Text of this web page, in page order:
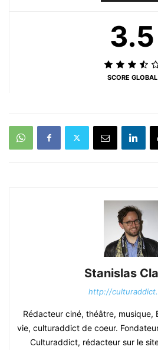
3.5
SCORE GLOBAL
Stanislas
http://
Rédacteur ciné, théâtre, musique,
vie, culturaddict de coeur.
Culturaddict, rédacteur sur le